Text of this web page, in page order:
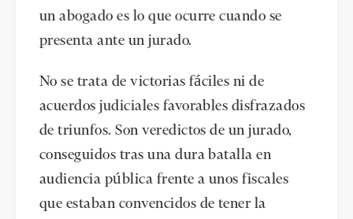
un abogado es lo que ocurre cuando se
presenta ante un jurado.
No se trata de victorias fáciles ni de
acuerdos judiciales favorables disfrazados
de triunfos. Son veredictos de un jurado,
conseguidos tras una dura batalla en
audiencia pública frente a unos fiscales
que estaban convencidos de tener la